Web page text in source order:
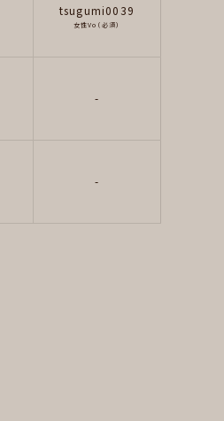
tsugumi0039
女性Vo（必須）
-
-